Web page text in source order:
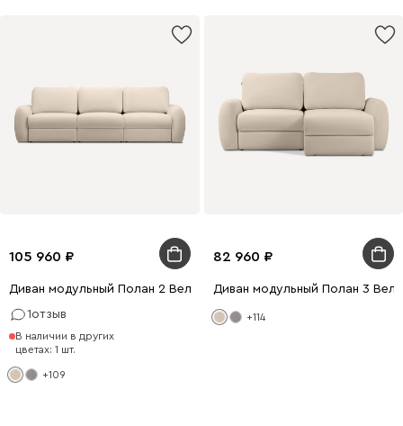
105 960
Диван модульный Полан 2 Велюр Молочный
1отзыв
В наличии в других
цветах: 1 шт.
+109
82 960
Диван модульный Полан 3
+114